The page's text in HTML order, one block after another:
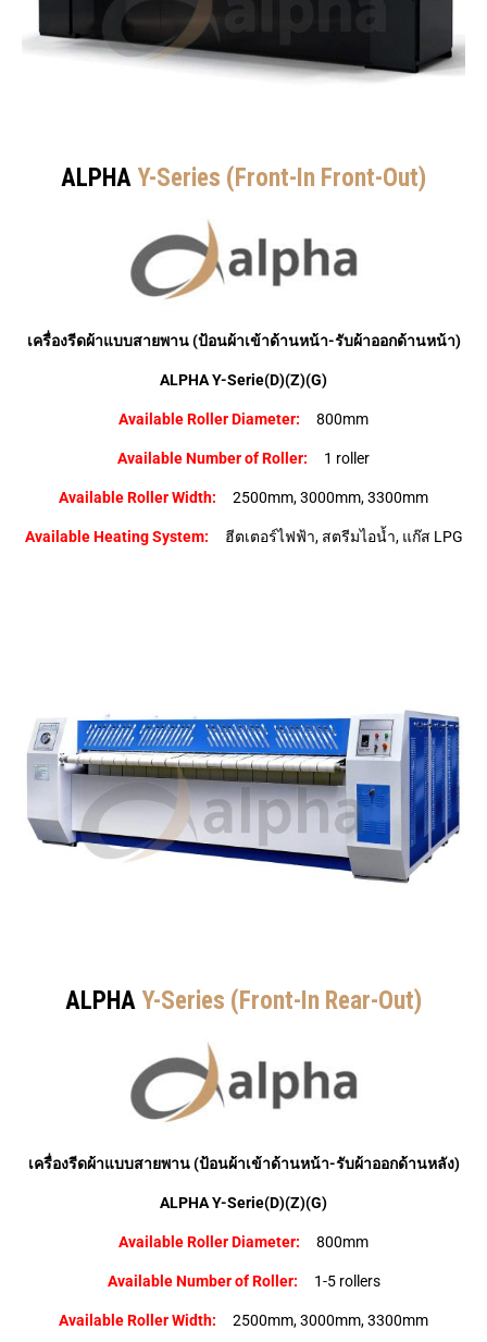
ALPHAY-Series (Front-In Front-Out)
เครื่องรีดผ้าแบบสายพาน (ป้อนผ้าเข้าด้านหน้า-รับผ้าออกด้านหน้า)
ALPHA Y-Serie(D)(Z)(G)
Available Roller Diameter: 800mm
Available Number of Roller: 1 roller
Available Roller Width: 2500mm, 3000mm, 3300mm
Available Heating System: ฮีตเตอร์ไฟฟ้า, สตรีมไอน้ำ, แก๊ส LPG
ALPHAY-Series (Front-In Rear-Out)
เครื่องรีดผ้าแบบสายพาน (ป้อนผ้าเข้าด้านหน้า-รับผ้าออกด้านหลัง)
ALPHA Y-Serie(D)(Z)(G)
Available Roller Diameter: 800mm
Available Number of Roller: 1-5 rollers
Available Roller Width: 2500mm, 3000mm, 3300mm